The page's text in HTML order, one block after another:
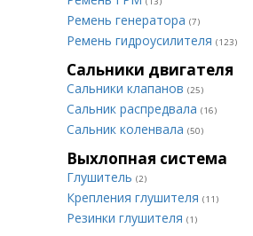
Ремень генератора (7)
Ремень гидроусилителя (123)
Сальники двигателя
Сальники клапанов (25)
Сальник распредвала (16)
Сальник коленвала (50)
Выхлопная система
Глушитель (2)
Крепления глушителя (11)
Резинки глушителя (1)